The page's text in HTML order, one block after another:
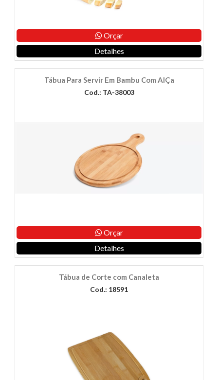
Orçar
Detalhes
Tábua Para Servir Em Bambu Com AlÇa
Cod.: TA-38003
Orçar
Detalhes
Tábua de Corte com Canaleta
Cod.: 18591